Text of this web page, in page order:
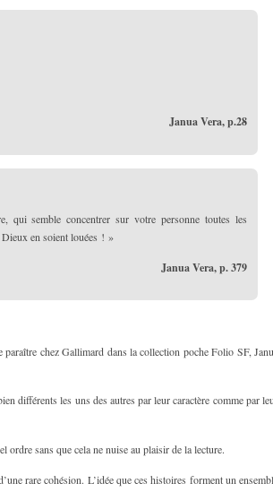
Janua Vera, p.28
qui semble concentrer sur votre personne toutes les
en soient louées ! »
Janua Vera, p. 379
paraître chez Gallimard dans la collection poche Folio SF,
différents les uns des autres par leur caractère comme par
ordre sans que cela ne nuise au plaisir de la lecture.
rare cohésion. L’idée que ces histoires forment un